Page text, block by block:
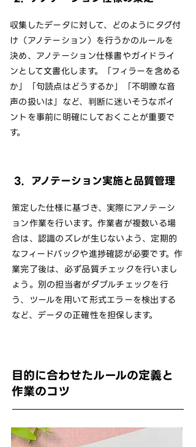
収集したデータに対して、どのようにタグ付
け（アノテーション）を行うかのルールを
決め、アノテーション仕様書やガイドライ
ンとして文書化します。「フィラーを含める
か」「句読点はどうするか」「不明瞭な音
声の扱いは」など、判断に迷いそうなポイ
ントを事前に明確にしておくことが重要で
す。
3．アノテーション実施と品質管理
策定した仕様に基づき、実際にアノテーシ
ョン作業を行います。作業者が複数いる場
合は、認識のズレが生じないよう、定期的
なフィードバックや進捗確認が必要です。作
業完了後は、必ず品質チェックを行いまし
ょう。別の担当者がダブルチェックを行
う、ツールを用いて形式エラーを検出する
など、データの正確性を担保します。
目的に合わせたルールの定義と
作業のコツ